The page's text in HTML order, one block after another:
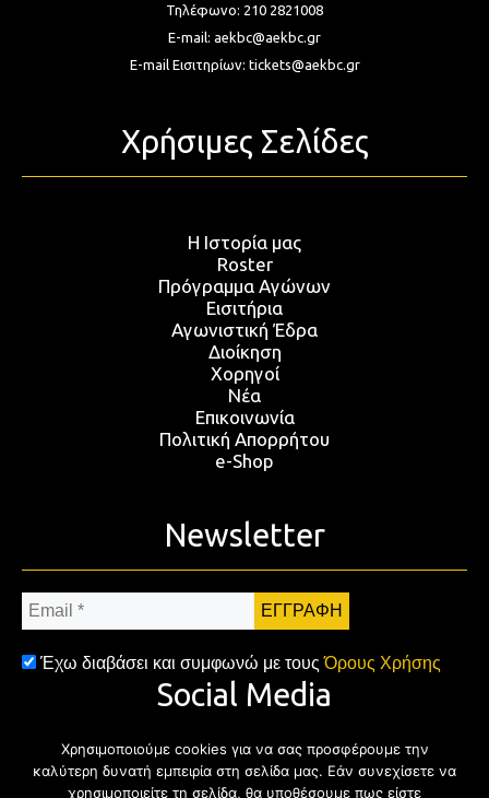
Τηλέφωνο: 210 2821008
E-mail: aekbc@aekbc.gr
E-mail Εισιτηρίων: tickets@aekbc.gr
Χρήσιμες Σελίδες
Η Ιστορία μας
Roster
Πρόγραμμα Αγώνων
Εισιτήρια
Αγωνιστική Έδρα
Διοίκηση
Χορηγοί
Νέα
Επικοινωνία
Πολιτική Απορρήτου
e-Shop
Newsletter
Email
*
Έχω διαβάσει και συμφωνώ με τουςΌρους Χρήσης
Social Media
FacebookTwitter Instagram
Χρησιμοποιούμε cookies για να σας προσφέρουμε την
καλύτερη δυνατή εμπειρία στη σελίδα μας. Εάν συνεχίσετε να
χρησιμοποιείτε τη σελίδα, θα υποθέσουμε πως είστε